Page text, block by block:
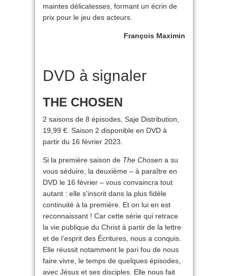
maintes délicatesses, formant un écrin de
prix pour le jeu des acteurs.
François Maximin
DVD à signaler
THE CHOSEN
2 saisons de 8 épisodes, Saje Distribution,
19,99 €. Saison 2 disponible en DVD à
partir du 16 février 2023.
Si la première saison de The Chosen a su
vous séduire, la deuxième – à paraître en
DVD le 16 février – vous convaincra tout
autant : elle s’inscrit dans la plus fidèle
continuité à la première. Et on lui en est
reconnaissant ! Car cette série qui retrace
la vie publique du Christ à partir de la lettre
et de l’esprit des Écritures, nous a conquis.
Elle réussit notamment le pari fou de nous
faire vivre, le temps de quelques épisodes,
avec Jésus et ses disciples. Elle nous fait